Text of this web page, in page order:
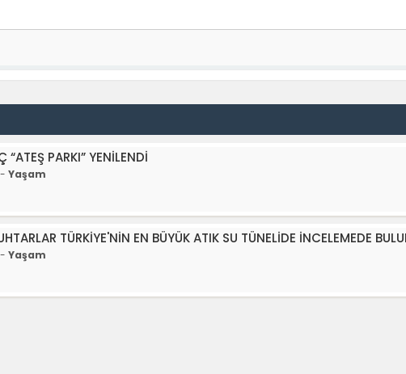
“ATEŞ PARKI” YENİLENDİ
Yaşam
TÜRKİYE'NİN EN BÜYÜK ATIK SU TÜNELİDE İNCELEMEDE
Yaşam